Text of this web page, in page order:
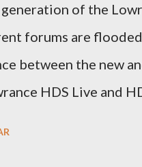
generation of the
forums are
between the new
HDS Live and